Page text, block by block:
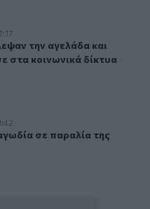
και ξέσπασε στα
την αγελάδα και
την αγελάδα και
στα κοινωνικά δίκτυα
Κρήτης
σε παραλία της
σε παραλία της